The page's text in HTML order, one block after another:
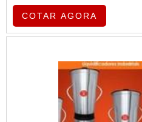
COTAR AGORA